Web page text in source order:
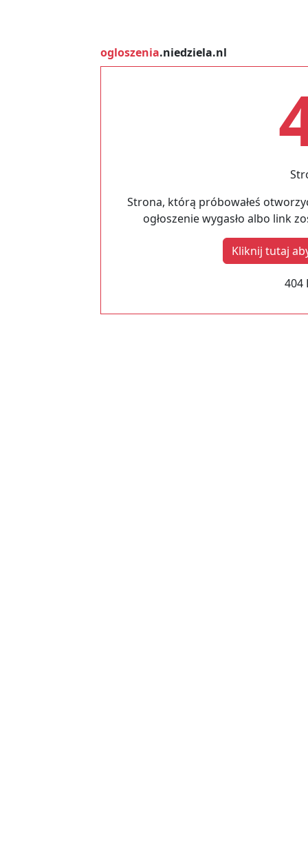
ogloszenia.niedziela.nl
Strona, którą próbowałeś
ogłoszenie wygasło albo link
Kliknij tutaj
404